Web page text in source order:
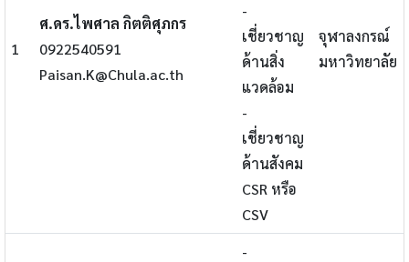
1
ศ.ดร.ไพศาล กิตติศุภกร
0922540591
Paisan.K@Chula.ac.th
-
เชี่ยวชาญ
ด้านสิ่ง
แวดล้อม
-
เชี่ยวชาญ
ด้านสังคม
CSR หรือ
CSV
จุฬาลงกรณ์
มหาวิทยาลัย
-